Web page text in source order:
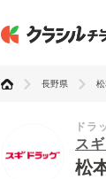
長野県
ドラ
ス
松